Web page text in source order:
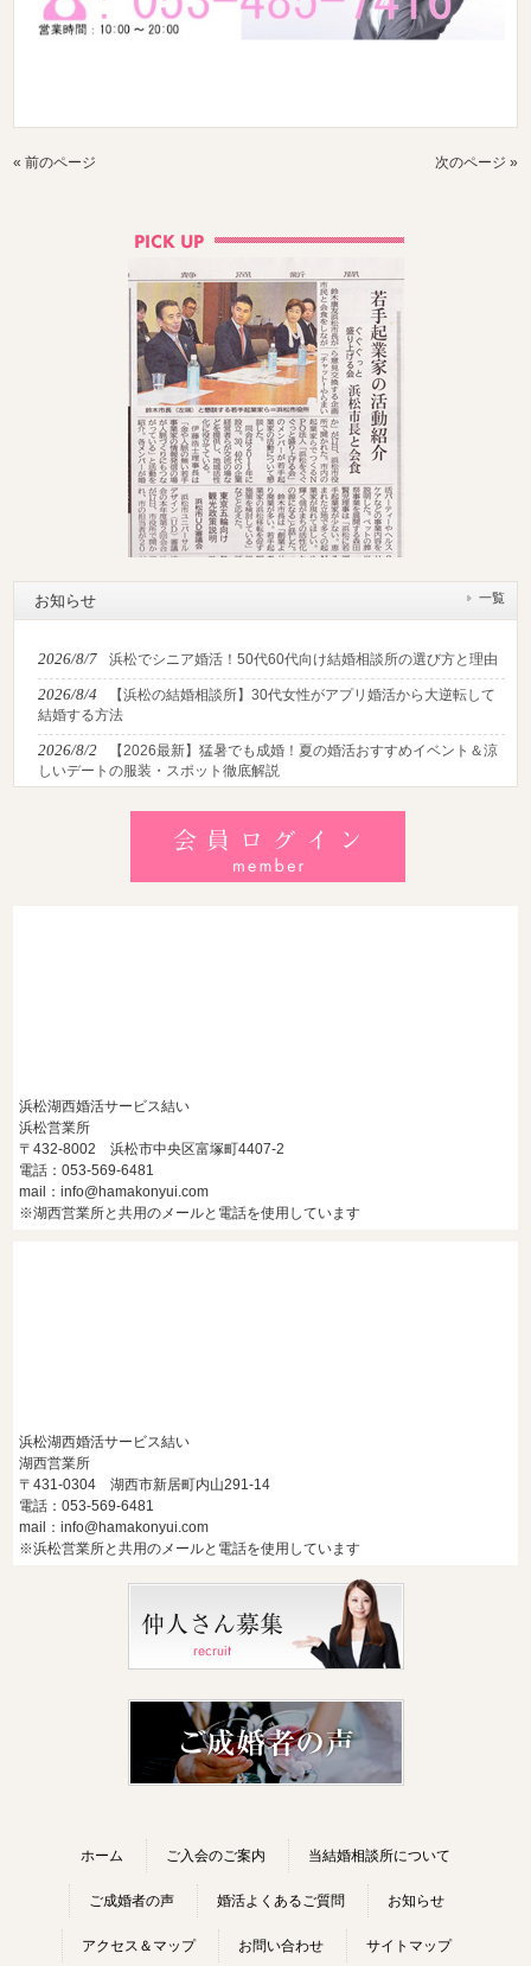
« 前のページ 次のページ »
お知らせ 一覧
2026/8/7 浜松でシニア婚活！50代60代向け結婚相談所の選び方と理由
2026/8/4
【浜松の結婚相談所】30代女性がアプリ婚活から大逆転して
結婚する方法
2026/8/2
【2026最新】猛暑でも成婚！夏の婚活おすすめイベント＆涼
しいデートの服装・スポット徹底解説
後半・40代からの大人の成婚術
【浜松】30代・40代男性で「モテない男」の共通点とは？
地元の婚活女子が避けるNGな特徴3選
浜松湖西婚活サービス結い
浜松営業所
〒432-8002 浜松市中央区富塚町4407-2
電話：053-569-6481
mail：info@hamakonyui.com
※湖西営業所と共用のメールと電話を使用しています
浜松湖西婚活サービス結い
湖西営業所
〒431-0304 湖西市新居町内山291-14
電話：053-569-6481
mail：info@hamakonyui.com
※浜松営業所と共用のメールと電話を使用しています
ホーム ご入会のご案内 当結婚相談所について
ご成婚者の声 婚活よくあるご質問 お知らせ
アクセス＆マップ お問い合わせ サイトマップ